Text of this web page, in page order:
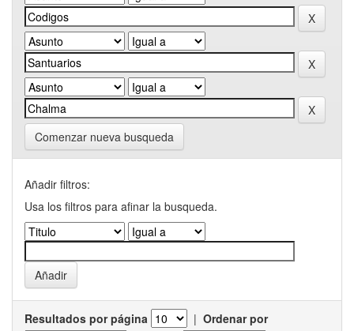
Comenzar nueva busqueda
Añadir filtros:
Usa los filtros para afinar la busqueda.
Resultados por página | Ordenar por